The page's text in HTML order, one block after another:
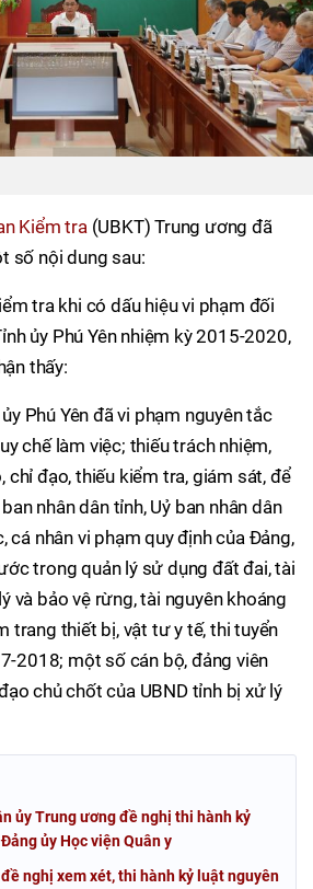
Kiểm tra (UBKT) Trung ương đã
số nội dung sau:
tra khi có dấu hiệu vi phạm đối
ủy Phú Yên nhiệm kỳ 2015-2020,
thấy:
Phú Yên đã vi phạm nguyên tắc
chế làm việc; thiếu trách nhiệm,
chỉ đạo, thiếu kiểm tra, giám sát, để
nhân dân tỉnh, Uỷ ban nhân dân
cá nhân vi phạm quy định của Đảng,
trong quản lý sử dụng đất đai, tài
và bảo vệ rừng, tài nguyên khoáng
trang thiết bị, vật tư y tế, thi tuyển
2018; một số cán bộ, đảng viên
chủ chốt của UBND tỉnh bị xử lý
ủy Trung ương đề nghị thi hành kỷ
ủy Học viện Quân y
nghị xem xét, thi hành kỷ luật nguyên